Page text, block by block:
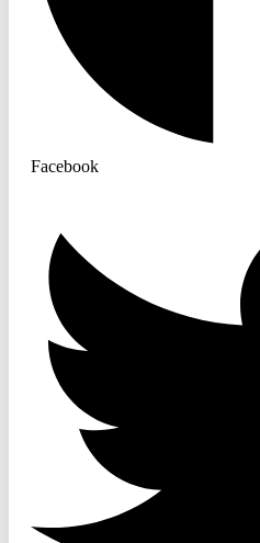
Facebook